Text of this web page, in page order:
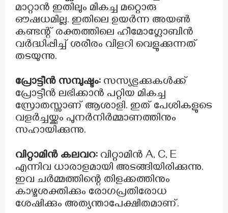
മാറ്റാൻ ഇതിലും മികച്ച മറ്റൊരു
ഔഷധമില്ല. ഇതിലെ ഉയർന്ന അയൺ
കണ്ടന്റ് രക്തത്തിലെ ഹീമോഗ്ലോബിൻ
വർദ്ധിപ്പിച്ച് ശരീരം വിളറി വെളുക്കുന്നത്
തടയുന്നു.
പ്രോട്ടീൻ സമ്പുഷ്ടം: സസ്യഭുക്കുകൾക്ക്
പ്രോട്ടീൻ ലഭിക്കാൻ പറ്റിയ മികച്ച
സ്രോതസ്സാണ് ആശാളി. ഇത് പേശികളുടെ
വളർച്ചയ്ക്കും പുനർനിർമ്മാണത്തിനും
സഹായിക്കുന്നു.
വിറ്റാമിൻ കലവറ: വിറ്റാമിൻ A, C, E
എന്നിവ ധാരാളമായി അടങ്ങിയിരിക്കുന്നു.
ഇവ ചർമ്മത്തിന്റെ തിളക്കത്തിനും
കാഴ്ചശക്തിക്കും രോഗപ്രതിരോധ
ശേഷിക്കും അത്യന്താപേക്ഷിതമാണ്.